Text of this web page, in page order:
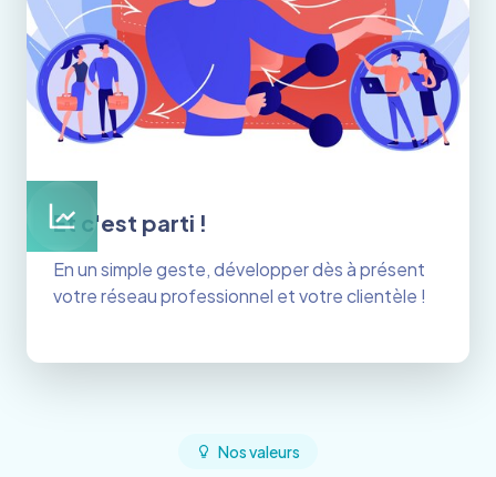
Et c'est parti !
En un simple geste, développer dès à présent
votre réseau professionnel et votre clientèle !
Nos valeurs